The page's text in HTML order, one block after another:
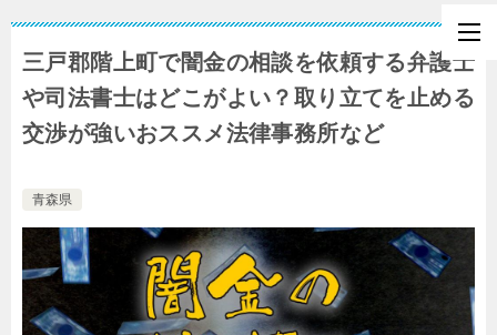
三戸郡階上町で闇金の相談を依頼する弁護士
や司法書士はどこがよい？取り立てを止める
交渉が強いおススメ法律事務所など
青森県